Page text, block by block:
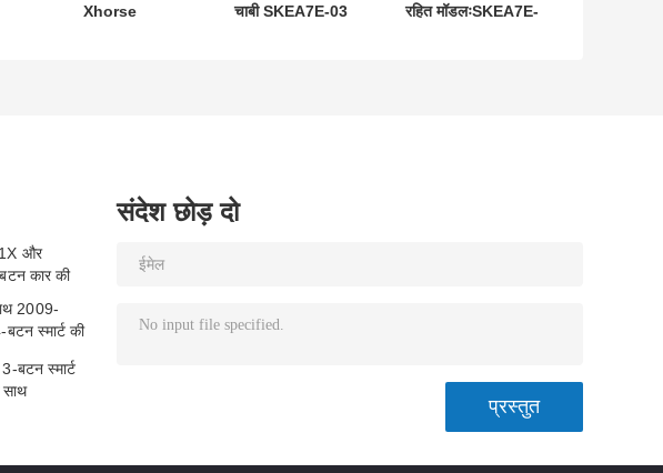
Xhorse
चाबी SKEA7E-03
रहित मॉडलःSKEA7E-
और
कार की
2009-
स्मार्ट की
बटन स्मार्ट
संदेश छोड़ दो